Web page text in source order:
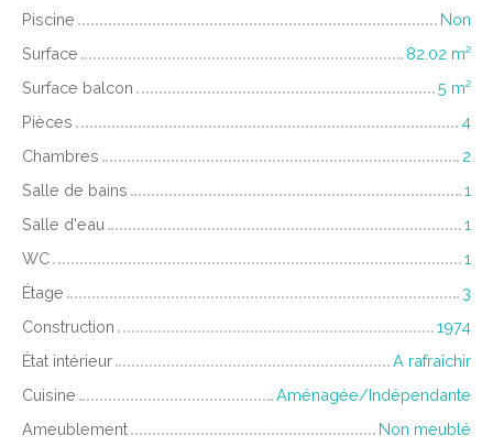
Piscine
Non
Surface
82.02 m²
Surface balcon
5 m²
Pièces
4
Chambres
2
Salle de bains
1
Salle d'eau
1
WC
1
Étage
3
Construction
1974
État intérieur
A rafraîchir
Cuisine
Aménagée/Indépendante
Ameublement
Non meublé